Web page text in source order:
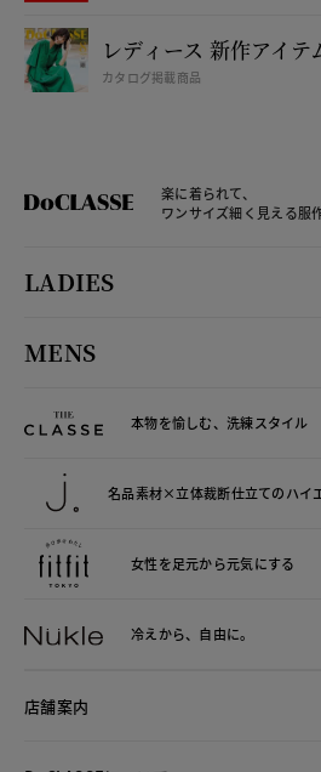
レディース 新作アイテ
カタログ掲載商品
楽に着られて、
ワンサイズ細く見える服
LADIES
MENS
本物を愉しむ、洗練スタイル
名品素材×立体裁断仕立てのハイ
女性を足元から元気にする
冷えから、 自由に。
店舗案内